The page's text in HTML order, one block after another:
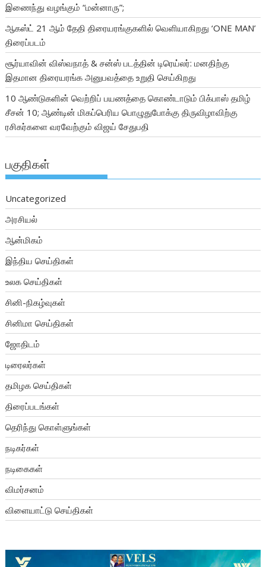
இணைந்து வழங்கும் “மன்னாரு”;
ஆகஸ்ட் 21 ஆம் தேதி திரையரங்குகளில் வெளியாகிறது ‘ONE MAN’
திரைப்படம்
சூர்யாவின் விஸ்வநாத் & சன்ஸ் படத்தின் டிரெய்லர்: மனதிற்கு
இதமான திரையரங்க அனுபவத்தை உறுதி செய்கிறது
10 ஆண்டுகளின் வெற்றிப் பயணத்தை கொண்டாடும் பிக்பாஸ் தமிழ்
சீசன் 10; ஆண்டின் மிகப்பெரிய பொழுதுபோக்கு திருவிழாவிற்கு
ரசிகர்களை வரவேற்கும் விஜய் சேதுபதி
பகுதிகள்
Uncategorized
அரசியல்
ஆன்மிகம்
இந்திய செய்திகள்
உலக செய்திகள்
சினி-நிகழ்வுகள்
சினிமா செய்திகள்
ஜோதிடம்
டிரைலர்கள்
தமிழக செய்திகள்
திரைப்படங்கள்
தெரிந்து கொள்ளுங்கள்
நடிகர்கள்
நடிகைகள்
விமர்சனம்
விளையாட்டு செய்திகள்